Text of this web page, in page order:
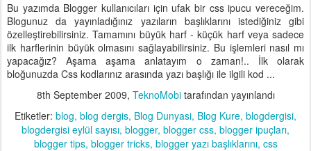
Bu yazımda Blogger kullanıcıları için ufak bir css ipucu vereceğim.
Blogunuz da yayınladığınız yazıların başlıklarını istediğiniz gibi
özelleştirebilirsiniz. Tamamını büyük harf - küçük harf veya sadece
ilk harflerinin büyük olmasını sağlayabilirsiniz. Bu işlemleri nasıl mı
yapacağız? Aşama aşama anlatayım o zaman!.. İlk olarak
bloğunuzda Css kodlarınız arasında yazı başlığı ile ilgili kod ...
8th September 2009, TeknoMobitarafından yayınlandı
Etiketler: blog blog dergis Blog Dunyasi Blog Kure blogdergisi
blogdergisi eylül sayısı blogger blogger css blogger ipuçları
blogger tips blogger tricks blogger yazı başlıklarını css